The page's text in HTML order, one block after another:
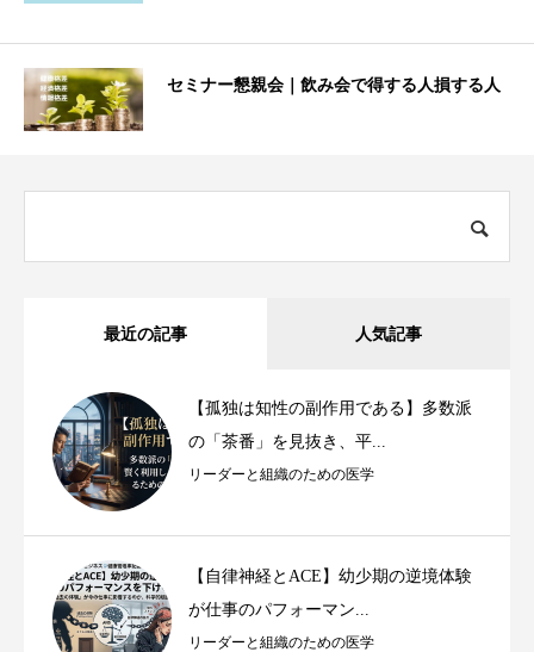
セミナー懇親会｜飲み会で得する人損する人
最近の記事 人気記事
【孤独は知性の副作用である】多数派
の「茶番」を見抜き、平...
リーダーと組織のための医学
【自律神経とACE】幼少期の逆境体験
が仕事のパフォーマン...
リーダーと組織のための医学